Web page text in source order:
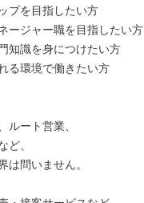
プを目指したい方
ージャー職を目指したい方
知識を身につけたい方
る環境で働きたい方
ルート営業、
ど、
は問いません。